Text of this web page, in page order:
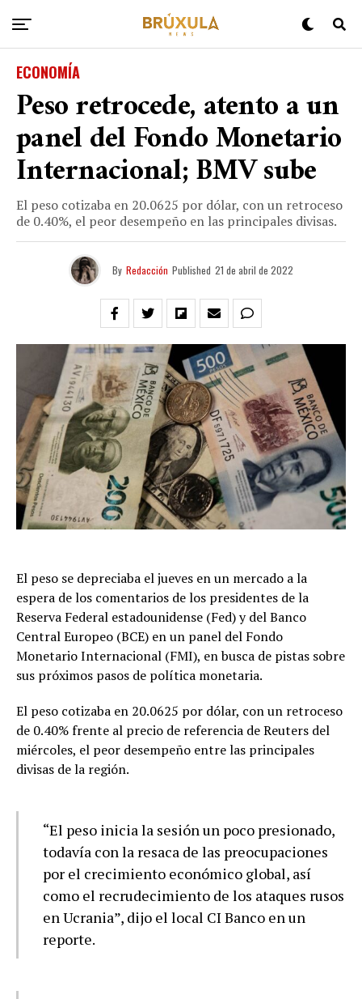
ECONOMÍA
Peso retrocede, atento a un
panel del Fondo Monetario
Internacional; BMV sube
El peso cotizaba en 20.0625 por dólar, con un retroceso
de 0.40%, el peor desempeño en las principales divisas.
By Redacción Published 21 de abril de 2022
El peso se depreciaba el jueves en un mercado a la
espera de los comentarios de los presidentes de la
Reserva Federal estadounidense (Fed) y del Banco
Central Europeo (BCE) en un panel del Fondo
Monetario Internacional (FMI), en busca de pistas sobre
sus próximos pasos de política monetaria.
El peso cotizaba en 20.0625 por dólar, con un retroceso
de 0.40% frente al precio de referencia de Reuters del
miércoles, el peor desempeño entre las principales
divisas de la región.
“El peso inicia la sesión un poco presionado,
todavía con la resaca de las preocupaciones
por el crecimiento económico global, así
como el recrudecimiento de los ataques rusos
en Ucrania”, dijo el local CI Banco en un
reporte.